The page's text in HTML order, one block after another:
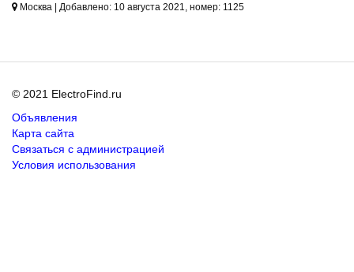
Москва | Добавлено: 10 августа 2021, номер: 1125
© 2021 ElectroFind.ru
Объявления
Карта сайта
Связаться с администрацией
Условия использования